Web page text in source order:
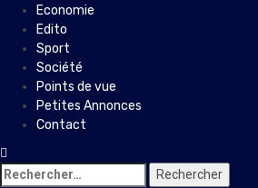
Economie
Edito
Sport
Société
Points de vue
Petites Annonces
Contact
Rechercher :